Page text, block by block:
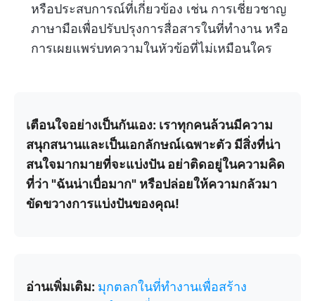
หรือประสบการณ์ที่เกี่ยวข้อง เช่น การเชี่ยวชาญ
ภาษามือเพื่อปรับปรุงการสื่อสารในที่ทำงาน หรือ
การเผยแพร่บทความในหัวข้อที่ไม่เหมือนใคร
เตือนใจอย่างเป็นกันเอง: เราทุกคนล้วนมีความ
สนุกสนานและเป็นเอกลักษณ์เฉพาะตัว มีสิ่งที่น่า
สนใจมากมายที่จะแบ่งปัน อย่าติดอยู่ในความคิด
ที่ว่า "ฉันน่าเบื่อมาก" หรือปล่อยให้ความกลัวมา
ขัดขวางการแบ่งปันของคุณ!
อ่านเพิ่มเติม: มุกตลกในที่ทำงานเพื่อสร้าง